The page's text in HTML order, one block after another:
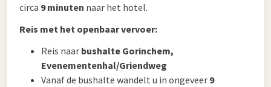
circa 9 minuten naar het hotel.
Reis met het openbaar vervoer:
Reis naar bushalte Gorinchem,
Evenementenhal/Griendweg
Vanaf de bushalte wandelt u in ongeveer 9